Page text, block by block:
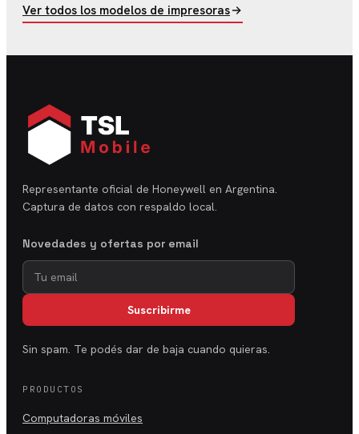
Ver todos los modelos de impresoras
Representante oficial de Honeywell en Argentina.
Captura de datos con respaldo local.
Novedades y ofertas por email
Suscribirme
Sin spam. Te podés dar de baja cuando quieras.
PRODUCTOS
Computadoras móviles